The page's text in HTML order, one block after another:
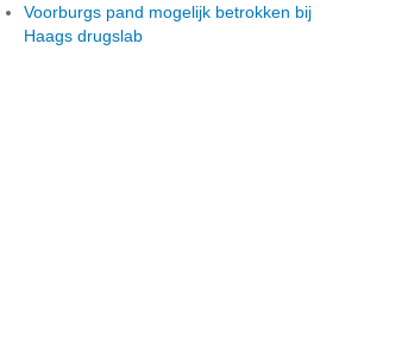
Voorburgs pand mogelijk betrokken bij
Haags drugslab